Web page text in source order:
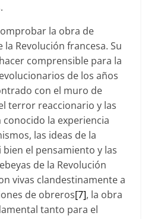
la obra de
Revolución francesa. Su
comprensible para la
de los años
con el muro de
terror reaccionario y las
la experiencia
las ideas de la
bien el pensamiento y las
de la Revolución
vivas clandestinamente a
de obreros[7], la obra
tanto para el